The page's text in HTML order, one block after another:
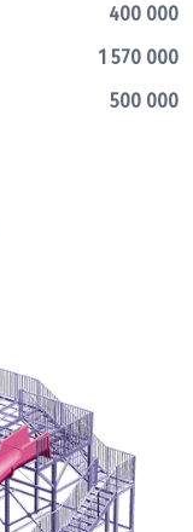
400 000
1 570 000
500 000